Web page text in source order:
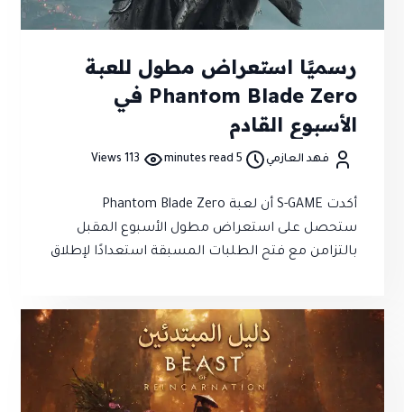
رسميًا استعراض مطول للعبة
Phantom Blade Zero في
الأسبوع القادم
فهد العازمي 5 minutes read
113 Views
أكدت S-GAME أن لعبة Phantom Blade Zero
ستحصل على استعراض مطول الأسبوع المقبل
بالتزامن مع فتح الطلبات المسبقة استعدادًا لإطلاق